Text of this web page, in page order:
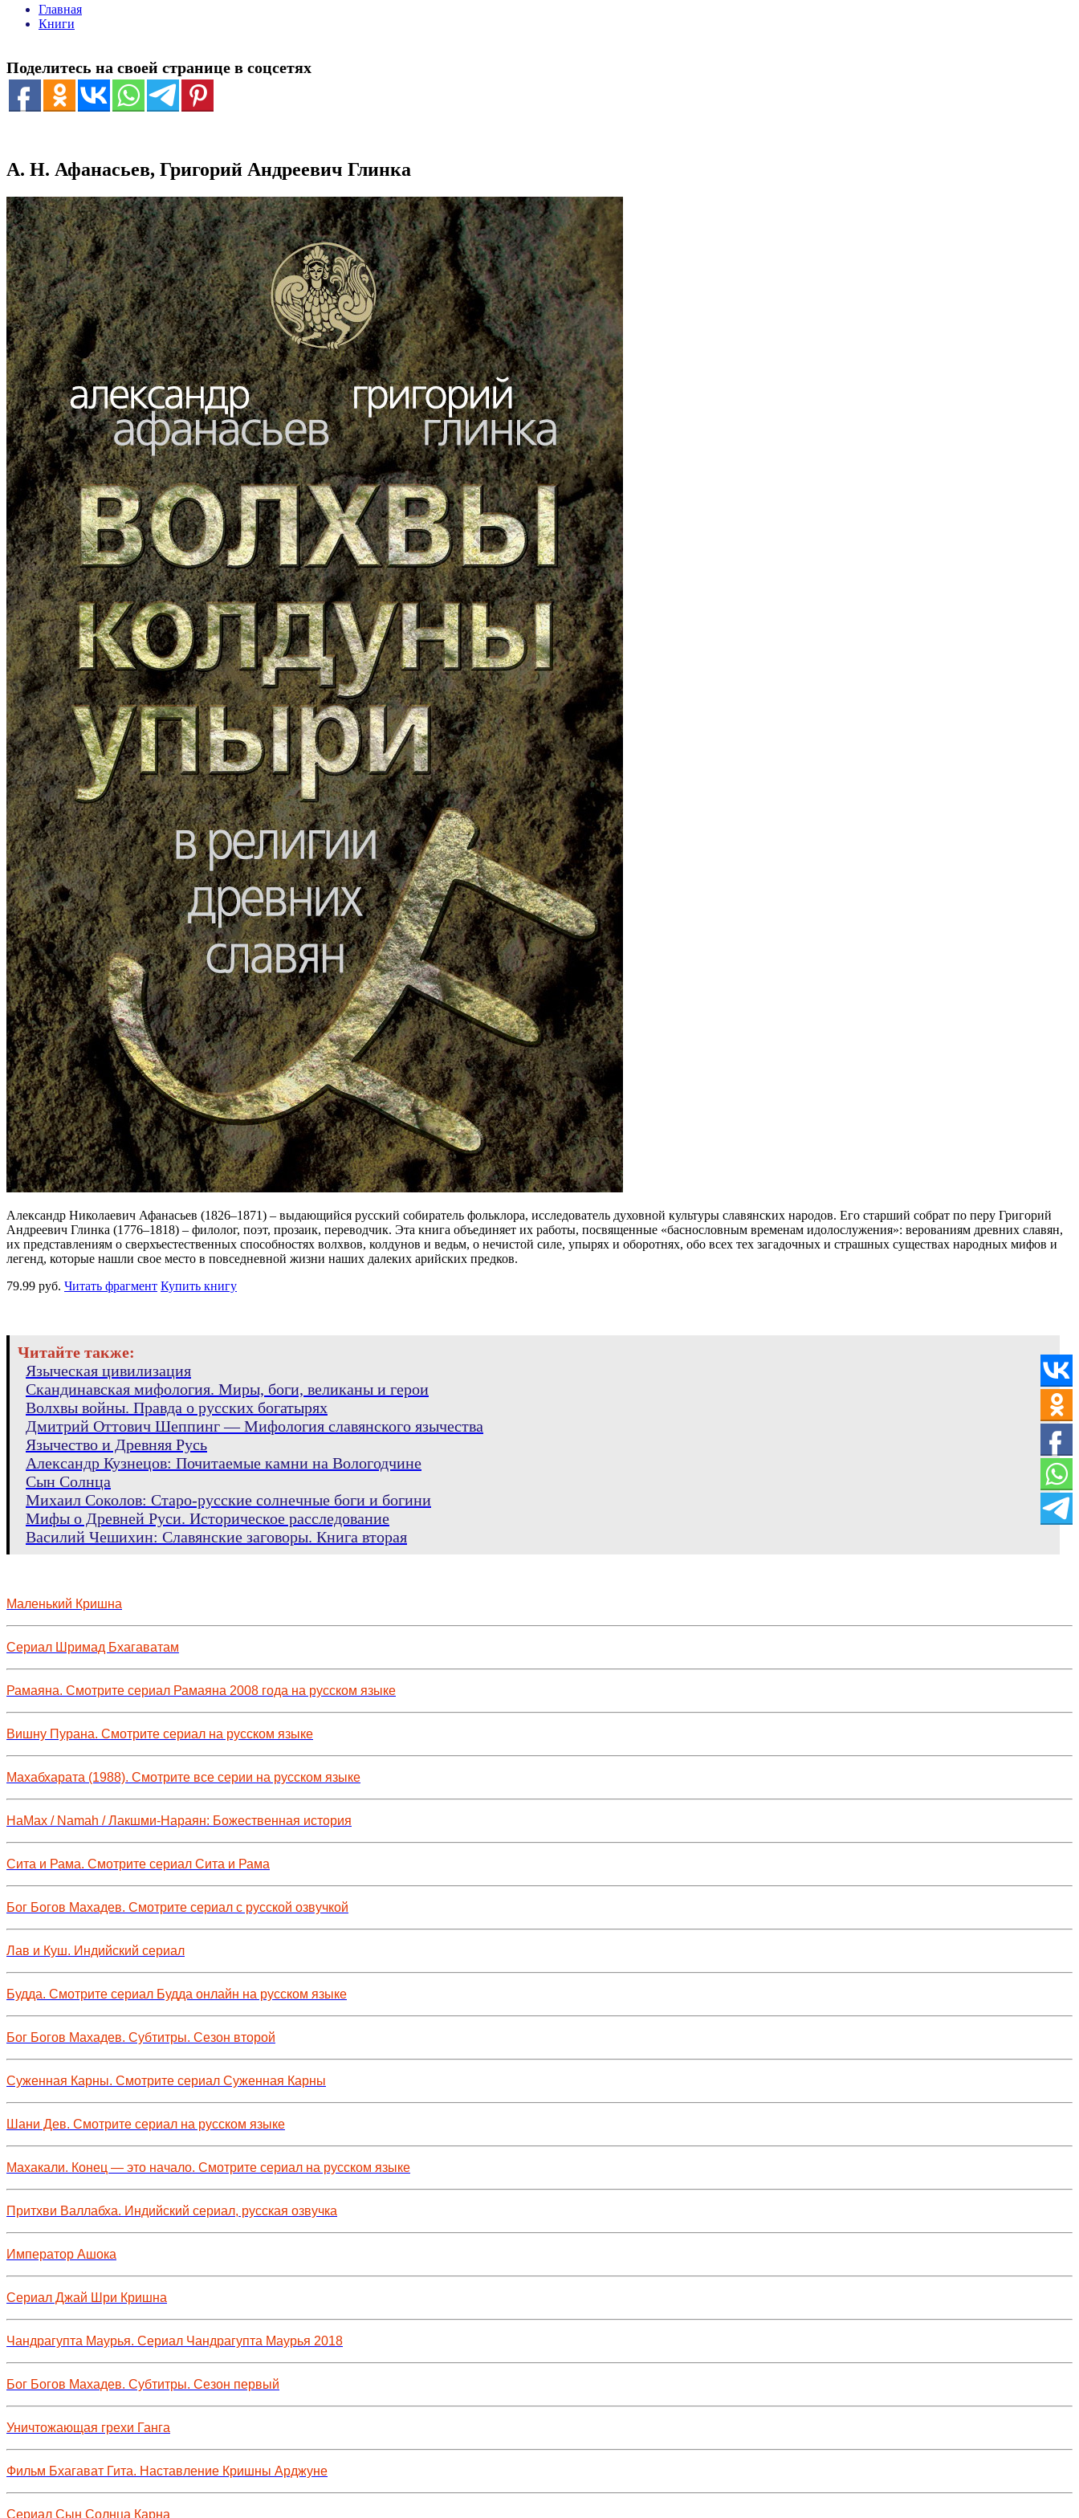
Главная
Книги
Поделитесь на своей странице в соцсетях
А. Н. Афанасьев, Григорий Андреевич Глинка
Александр Николаевич Афанасьев (1826–1871) – выдающийся русский собиратель фольклора, исследователь духовной культуры славянских народов. Его старший собрат по перу Григорий
Андреевич Глинка (1776–1818) – филолог, поэт, прозаик, переводчик. Эта книга объединяет их работы, посвященные «баснословным временам идолослужения»: верованиям древних славян,
их представлениям о сверхъестественных способностях волхвов, колдунов и ведьм, о нечистой силе, упырях и оборотнях, обо всех тех загадочных и страшных существах народных мифов и
легенд, которые нашли свое место в повседневной жизни наших далеких арийских предков.
79.99 руб. Читать фрагмент Купить книгу
Читайте также:
Языческая цивилизация
Скандинавская мифология. Миры, боги, великаны и герои
Волхвы войны. Правда о русских богатырях
Дмитрий Оттович Шеппинг — Мифология славянского язычества
Язычество и Древняя Русь
Александр Кузнецов: Почитаемые камни на Вологодчине
Сын Солнца
Михаил Соколов: Старо-русские солнечные боги и богини
Мифы о Древней Руси. Историческое расследование
Василий Чешихин: Славянские заговоры. Книга вторая
Маленький Кришна
Сериал Шримад Бхагаватам
Рамаяна. Смотрите сериал Рамаяна 2008 года на русском языке
Вишну Пурана. Смотрите сериал на русском языке
Махабхарата (1988). Смотрите все серии на русском языке
НаМах / Namah / Лакшми-Нараян: Божественная история
Сита и Рама. Смотрите сериал Сита и Рама
Бог Богов Махадев. Смотрите сериал с русской озвучкой
Лав и Куш. Индийский сериал
Будда. Смотрите сериал Будда онлайн на русском языке
Бог Богов Махадев. Субтитры. Сезон второй
Суженная Карны. Смотрите сериал Суженная Карны
Шани Дев. Смотрите сериал на русском языке
Махакали. Конец — это начало. Смотрите сериал на русском языке
Притхви Валлабха. Индийский сериал, русская озвучка
Император Ашока
Сериал Джай Шри Кришна
Чандрагупта Маурья. Сериал Чандрагупта Маурья 2018
Бог Богов Махадев. Субтитры. Сезон первый
Уничтожающая грехи Ганга
Фильм Бхагават Гита. Наставление Кришны Арджуне
Сериал Сын Солнца Карна